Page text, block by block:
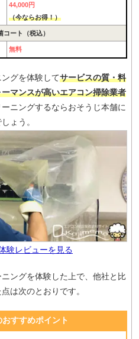
44,000円
（今ならお得！）
コート（税込）
無料
グを体験してサービスの質・料
マンスが高いエアコン掃除業者
ニングするならおそうじ本舗に
ょう。
験レビューを見る
ングを体験した上で、他社と比
は次のとおりです。
すすめポイント